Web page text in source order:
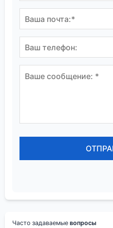
Часто задаваемые вопросы